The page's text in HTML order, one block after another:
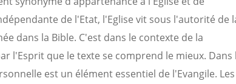
de l'Etat, l'Eglise vit sous l'autorité de
dans la Bible. C'est dans le contexte de la
l'Esprit que le texte se comprend le mieux. Dans
est un élément essentiel de l'Evangile. Les